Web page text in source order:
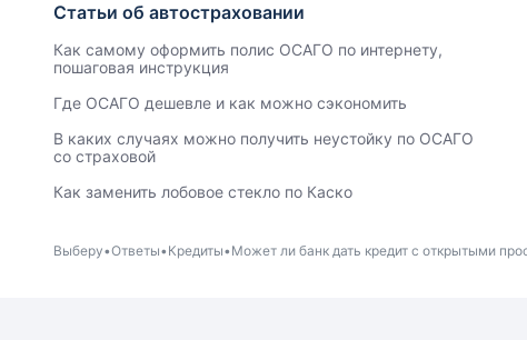
Статьи об автостраховании
Как самому оформить полис ОСАГО по интернету,
пошаговая инструкция
Где ОСАГО дешевле и как можно сэкономить
В каких случаях можно получить неустойку по ОСАГО
со страховой
Как заменить лобовое стекло по Каско
Выберу Ответы Кредиты Может ли банк дать кредит с открытыми